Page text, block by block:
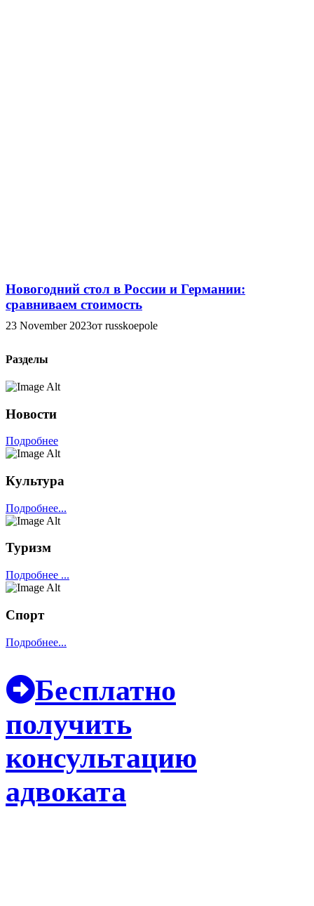
Новогодний стол в России и Германии:
сравниваем стоимость
23 November 2023от russkoepole
Разделы
Новости
Подробнее
Культура
Подробнее...
Туризм
Подробнее ...
Спорт
Подробнее...
Бесплатно
получить
консультацию
адвоката